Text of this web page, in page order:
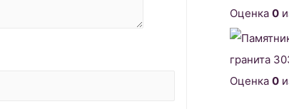
Оценка 0
гранита
Оценка 0